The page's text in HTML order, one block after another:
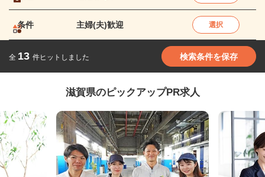
条件 主婦(夫)歓迎 選択
全 13 件ヒットしました 検索条件を保存
滋賀県のピックアップPR求人